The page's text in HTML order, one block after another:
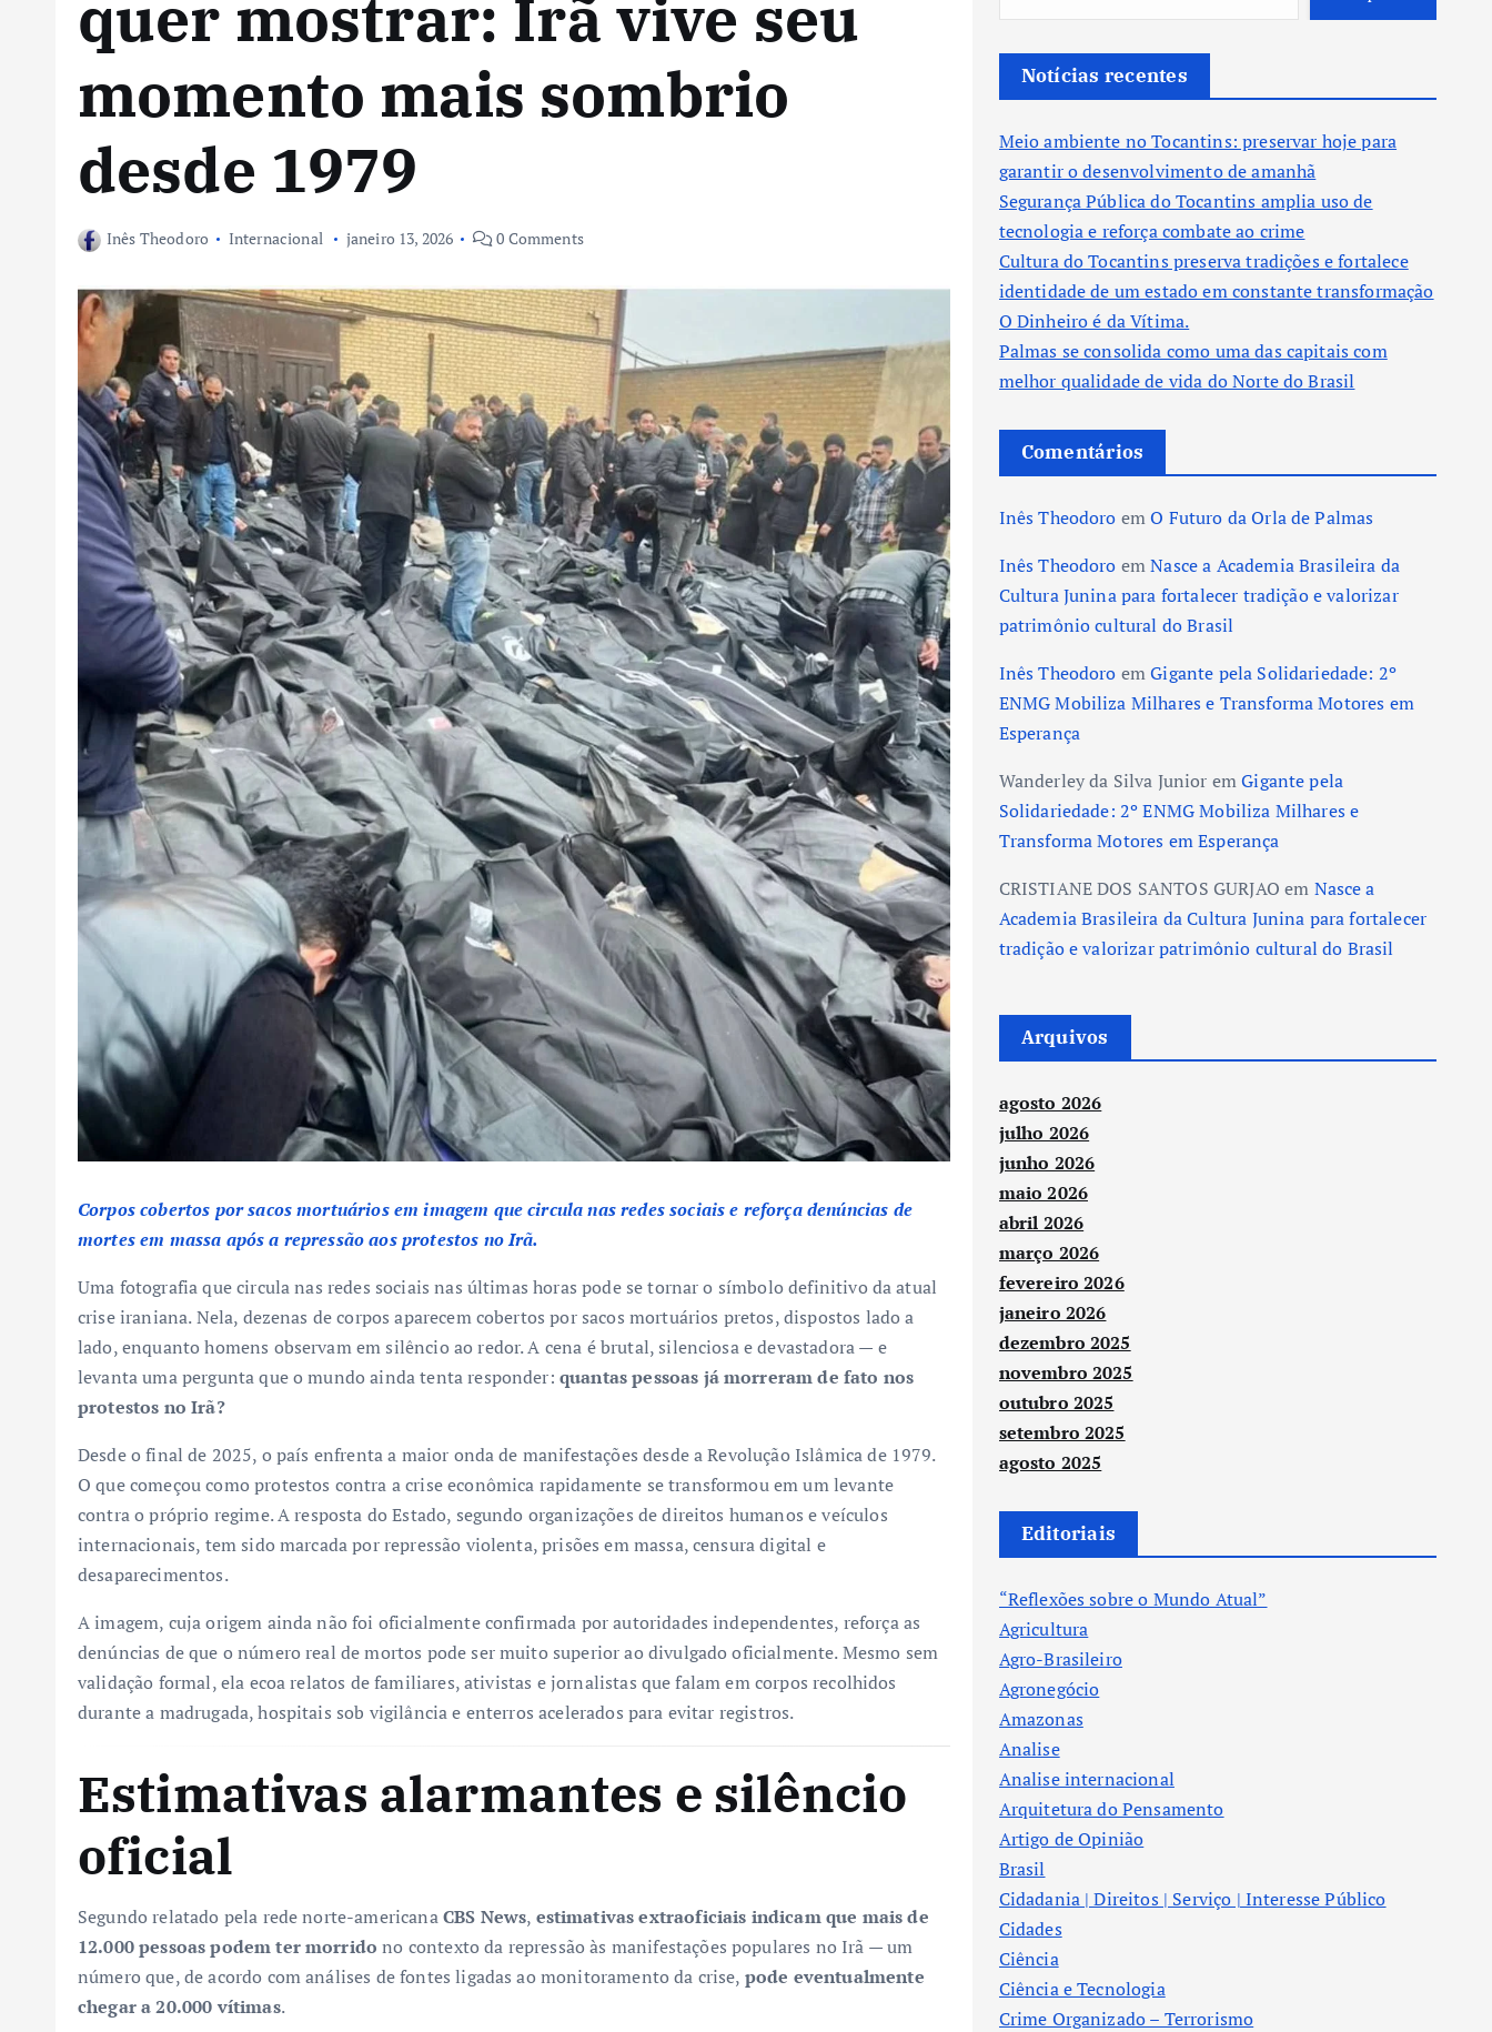
quer mostrar: Irã vive seu
momento mais sombrio
desde 1979
Inês Theodoro Internacional janeiro 13, 2026 0 Comments
Corpos cobertos por sacos mortuários em imagem que circula nas redes sociais e reforça denúncias de
mortes em massa após a repressão aos protestos no Irã.
Uma fotografia que circula nas redes sociais nas últimas horas pode se tornar o símbolo definitivo da atual
crise iraniana. Nela, dezenas de corpos aparecem cobertos por sacos mortuários pretos, dispostos lado a
lado, enquanto homens observam em silêncio ao redor. A cena é brutal, silenciosa e devastadora — e
levanta uma pergunta que o mundo ainda tenta responder: quantas pessoas já morreram de fato nos
protestos no Irã?
Desde o final de 2025, o país enfrenta a maior onda de manifestações desde a Revolução Islâmica de 1979.
O que começou como protestos contra a crise econômica rapidamente se transformou em um levante
contra o próprio regime. A resposta do Estado, segundo organizações de direitos humanos e veículos
internacionais, tem sido marcada por repressão violenta, prisões em massa, censura digital e
desaparecimentos.
A imagem, cuja origem ainda não foi oficialmente confirmada por autoridades independentes, reforça as
denúncias de que o número real de mortos pode ser muito superior ao divulgado oficialmente. Mesmo sem
validação formal, ela ecoa relatos de familiares, ativistas e jornalistas que falam em corpos recolhidos
durante a madrugada, hospitais sob vigilância e enterros acelerados para evitar registros.
Estimativas alarmantes e silêncio
oficial
Segundo relatado pela rede norte-americanaCBS News, estimativas extraoficiais indicam que mais de
12.000 pessoas podem ter morrido no contexto da repressão às manifestações populares no Irã — um
número que, de acordo com análises de fontes ligadas ao monitoramento da crise, pode eventualmente
chegar a 20.000 vítimas.
Notícias recentes
Meio ambiente no Tocantins: preservar hoje para
garantir o desenvolvimento de amanhã
Segurança Pública do Tocantins amplia uso de
tecnologia e reforça combate ao crime
Cultura do Tocantins preserva tradições e fortalece
identidade de um estado em constante transformação
O Dinheiro é da Vítima.
Palmas se consolida como uma das capitais com
melhor qualidade de vida do Norte do Brasil
Comentários
Inês Theodoro emO Futuro da Orla de Palmas
Inês Theodoro emNasce a Academia Brasileira da
Cultura Junina para fortalecer tradição e valorizar
patrimônio cultural do Brasil
Inês Theodoro emGigante pela Solidariedade: 2º
ENMG Mobiliza Milhares e Transforma Motores em
Esperança
Wanderley da Silva Junior emGigante pela
Solidariedade: 2º ENMG Mobiliza Milhares e
Transforma Motores em Esperança
CRISTIANE DOS SANTOS GURJAO em Nasce a
Academia Brasileira da Cultura Junina para fortalecer
tradição e valorizar patrimônio cultural do Brasil
Arquivos
agosto 2026
julho 2026
junho 2026
maio 2026
abril 2026
março 2026
fevereiro 2026
janeiro 2026
dezembro 2025
novembro 2025
outubro 2025
setembro 2025
agosto 2025
Editoriais
“Reflexões sobre o Mundo Atual”
Agricultura
Agro-Brasileiro
Agronegócio
Amazonas
Analise
Analise internacional
Arquitetura do Pensamento
Artigo de Opinião
Brasil
Cidadania | Direitos | Serviço | Interesse Público
Cidades
Ciência
Ciência e Tecnologia
Crime Organizado – Terrorismo